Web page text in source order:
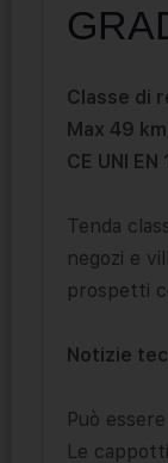
Classe di
Max 49
CE UNI EN
Tenda
negozi e
prospetti
Notizie
Può
Le